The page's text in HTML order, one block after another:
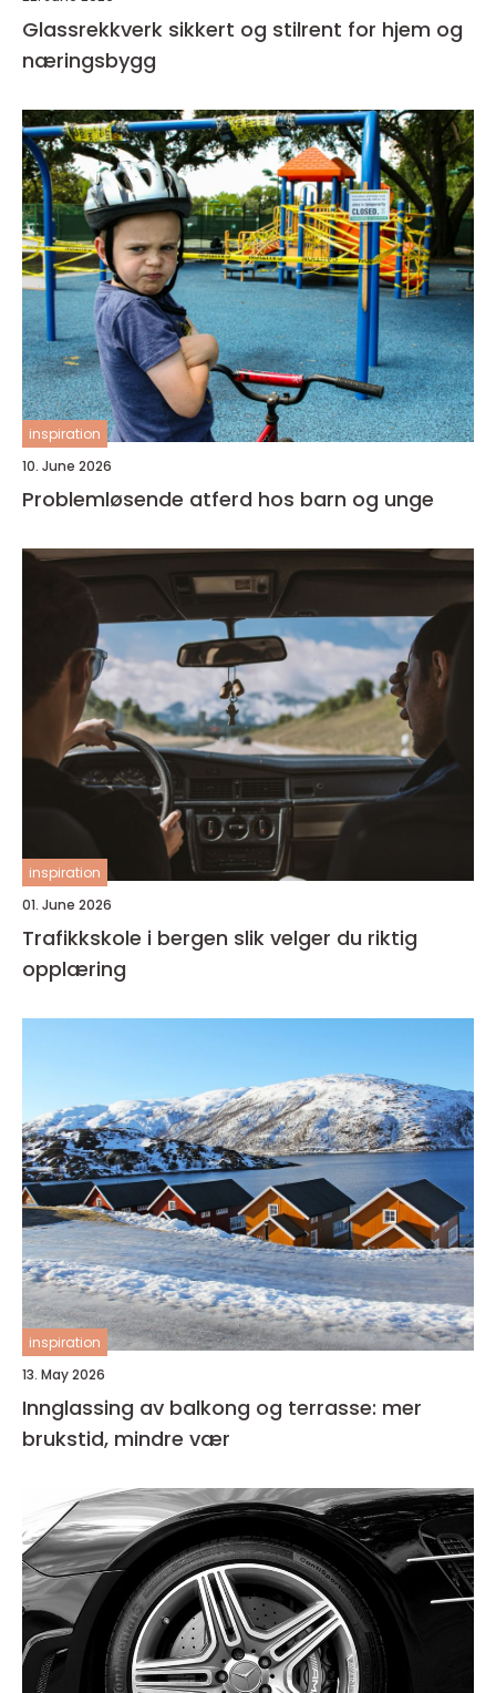
Glassrekkverk sikkert og stilrent for hjem og
næringsbygg
inspiration
10. June 2026
Problemløsende atferd hos barn og unge
inspiration
01. June 2026
Trafikkskole i bergen slik velger du riktig
opplæring
inspiration
13. May 2026
Innglassing av balkong og terrasse: mer
brukstid, mindre vær